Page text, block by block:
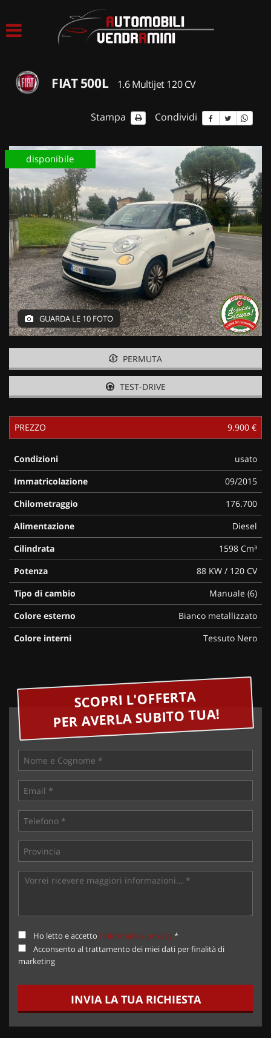
ACQUISTIAMO USATO
CONTATTI
FIAT 500L 1.6 Multijet 120 CV
Stampa Condividi
disponibile
GUARDA LE 10 FOTO
PERMUTA
TEST-DRIVE
PREZZO 9.900 €
Condizioni
usato
Immatricolazione
09/2015
Chilometraggio
176.700
Alimentazione
Diesel
Cilindrata
1598 Cm³
Potenza
88 KW / 120 CV
Tipo di cambio
Manuale (6)
Colore esterno
Bianco metallizzato
Colore interni
Tessuto Nero
SCOPRI L'OFFERTA
PER AVERLA SUBITO TUA!
Ho letto e accetto l'informativa privacy*
Acconsento al trattamento dei miei dati per finalità di
marketing
INVIA LA TUA RICHIESTA